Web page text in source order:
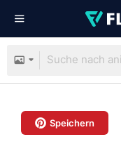
Speichern